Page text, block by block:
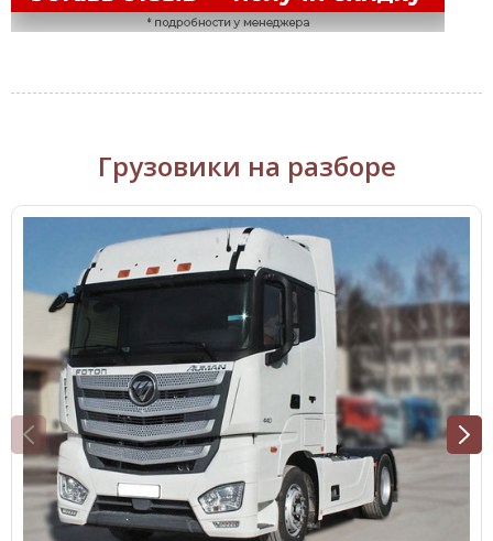
Грузовики на разборе